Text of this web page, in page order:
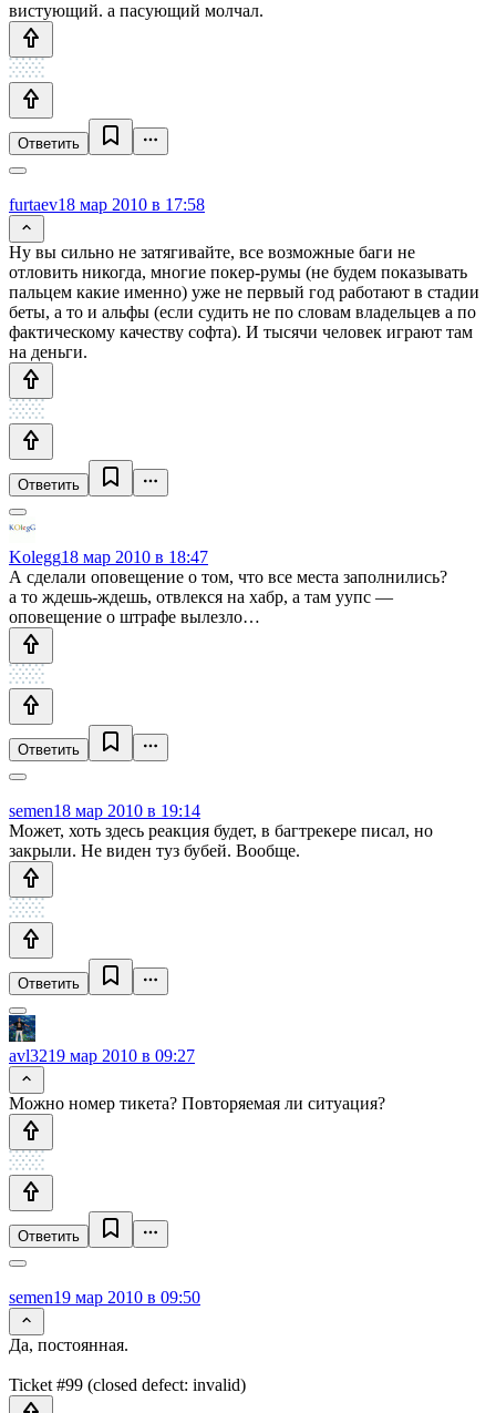
вистующий. а пасующий молчал.
Ответить
furtaev18 мар 2010 в 17:58
Ну вы сильно не затягивайте, все возможные баги не
отловить никогда, многие покер-румы (не будем показывать
пальцем какие именно) уже не первый год работают в стадии
беты, а то и альфы (если судить не по словам владельцев а по
фактическому качеству софта). И тысячи человек играют там
на деньги.
Ответить
Kolegg18 мар 2010 в 18:47
А сделали оповещение о том, что все места заполнились?
а то ждешь-ждешь, отвлекся на хабр, а там уупс —
оповещение о штрафе вылезло…
Ответить
semen18 мар 2010 в 19:14
Может, хоть здесь реакция будет, в багтрекере писал, но
закрыли. Не виден туз бубей. Вообще.
Ответить
avl3219 мар 2010 в 09:27
Можно номер тикета? Повторяемая ли ситуация?
Ответить
semen19 мар 2010 в 09:50
Да, постоянная.
Ticket #99 (closed defect: invalid)